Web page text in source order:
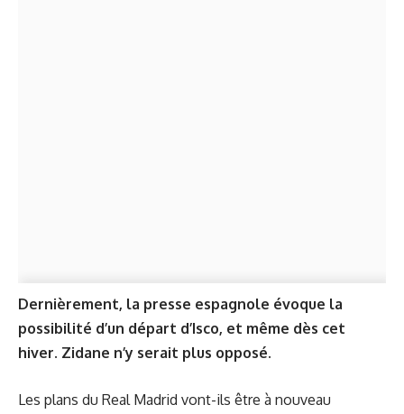
Dernièrement, la presse espagnole évoque la
possibilité d’un départ d’Isco, et même dès cet
hiver. Zidane n’y serait plus opposé.
Les plans du Real Madrid vont-ils être à nouveau